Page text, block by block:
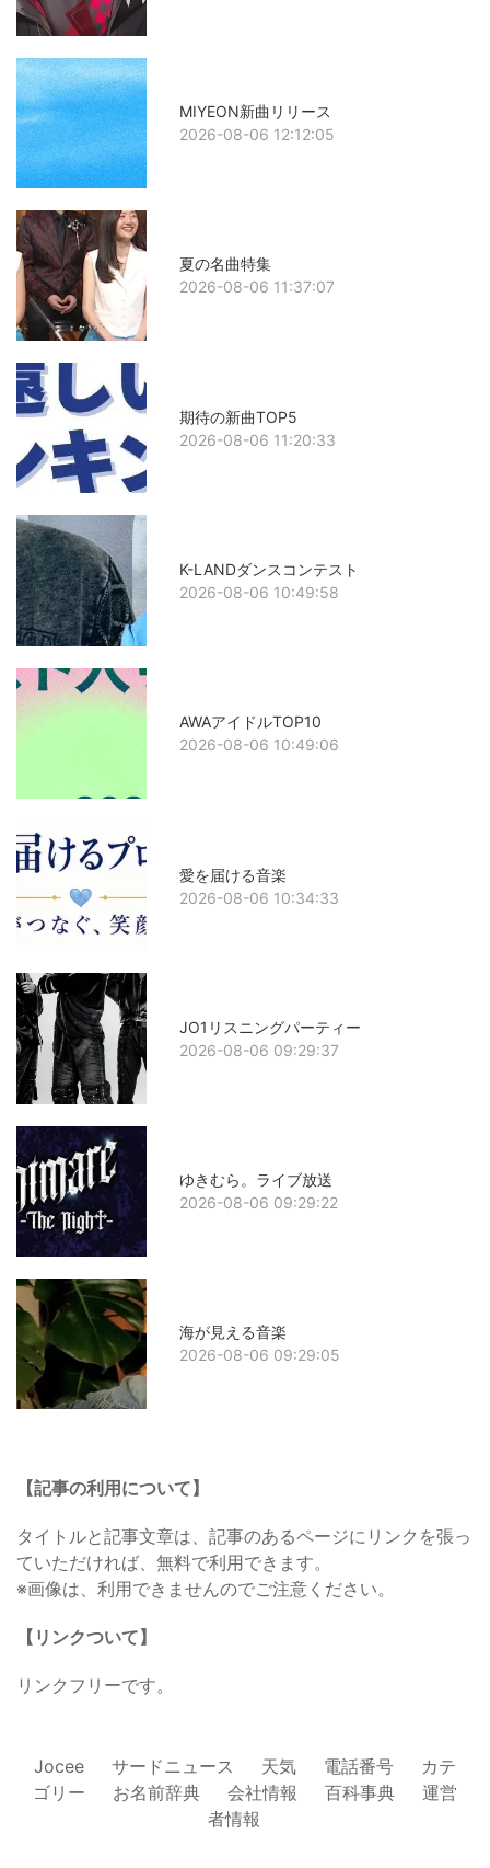
MIYEON新曲リリース
2026-08-06 12:12:05
夏の名曲特集
2026-08-06 11:37:07
期待の新曲TOP5
2026-08-06 11:20:33
K-LANDダンスコンテスト
2026-08-06 10:49:58
AWAアイドルTOP10
2026-08-06 10:49:06
愛を届ける音楽
2026-08-06 10:34:33
JO1リスニングパーティー
2026-08-06 09:29:37
ゆきむら。ライブ放送
2026-08-06 09:29:22
海が見える音楽
2026-08-06 09:29:05
【記事の利用について】
タイトルと記事文章は、記事のあるページにリンクを張っ
ていただければ、無料で利用できます。
※画像は、利用できませんのでご注意ください。
【リンクついて】
リンクフリーです。
Jocee サードニュース 天気 電話番号
カテ
ゴリー
お名前辞典 会社情報 百科事典
運営
者情報